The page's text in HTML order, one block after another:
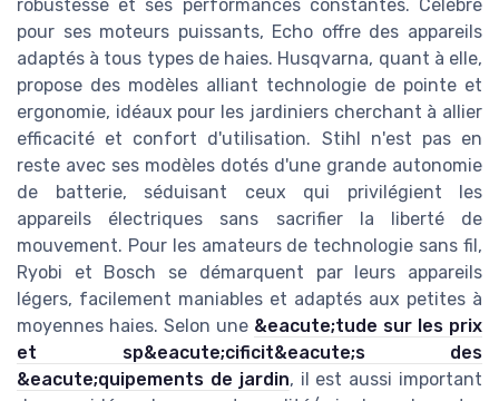
robustesse et ses performances constantes. Célèbre
pour ses moteurs puissants, Echo offre des appareils
adaptés à tous types de haies. Husqvarna, quant à elle,
propose des modèles alliant technologie de pointe et
ergonomie, idéaux pour les jardiniers cherchant à allier
efficacité et confort d'utilisation. Stihl n'est pas en
reste avec ses modèles dotés d'une grande autonomie
de batterie, séduisant ceux qui privilégient les
appareils électriques sans sacrifier la liberté de
mouvement. Pour les amateurs de technologie sans fil,
Ryobi et Bosch se démarquent par leurs appareils
légers, facilement maniables et adaptés aux petites à
moyennes haies. Selon une &eacute;tude sur les prix
et sp&eacute;cificit&eacute;s des
&eacute;quipements de jardin, il est aussi important